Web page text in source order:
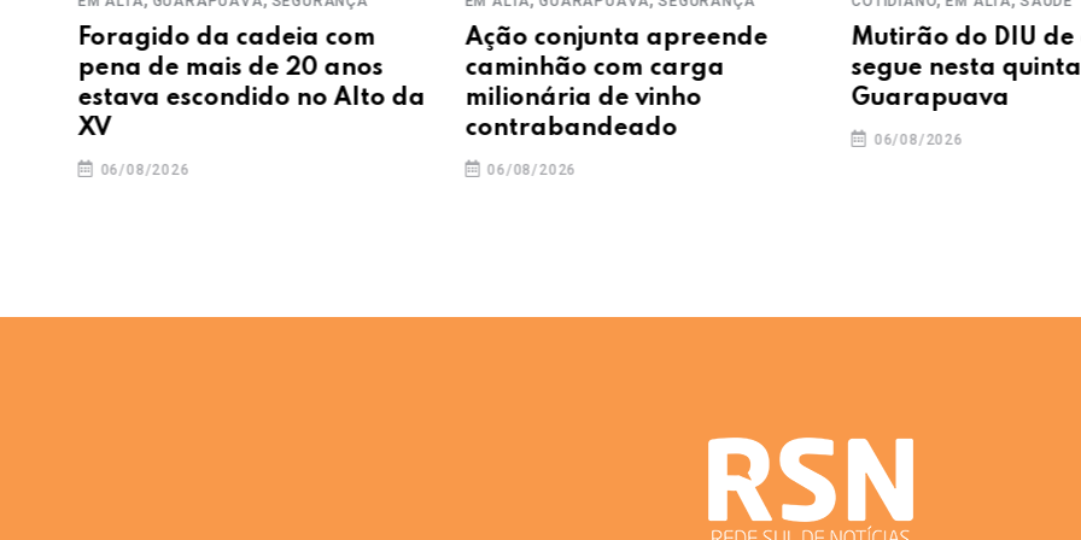
Foragido da cadeia com
pena de mais de 20 anos
estava escondido no Alto da
06/08/2026
Ação conjunta apreende
caminhão com carga
milionária de vinho
contrabandeado
06/08/2026
Mutirão do DIU de
segue nesta quinta (6)
Guarapuava
06/08/2026